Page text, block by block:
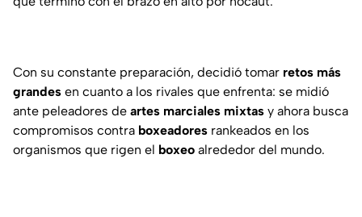
Con su constante preparación, decidió tomar retos más
grandes en cuanto a los rivales que enfrenta: se midió
ante peleadores de artes marciales mixtas y ahora busca
compromisos contra boxeadores rankeados en los
organismos que rigen el boxeo alrededor del mundo.